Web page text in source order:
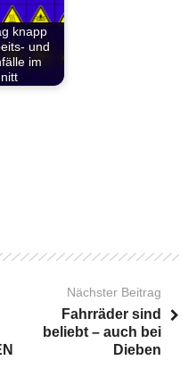
knapp
und
im
Nächster Beitrag
Fahrräder sind
beliebt – auch bei
Dieben